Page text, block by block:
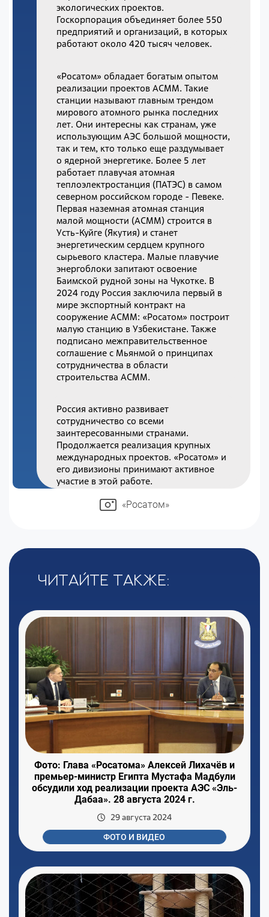
экологических проектов.
Госкорпорация объединяет более 550
предприятий и организаций, в которых
работают около 420 тысяч человек.
«Росатом» обладает богатым опытом
реализации проектов АСММ. Такие
станции называют главным трендом
мирового атомного рынка последних
лет. Они интересны как странам, уже
использующим АЭС большой мощности,
так и тем, кто только еще раздумывает
о ядерной энергетике. Более 5 лет
работает плавучая атомная
теплоэлектростанция (ПАТЭС) в самом
северном российском городе - Певеке.
Первая наземная атомная станция
малой мощности (АСММ) строится в
Усть-Куйге (Якутия) и станет
энергетическим сердцем крупного
сырьевого кластера. Малые плавучие
энергоблоки запитают освоение
Баимской рудной зоны на Чукотке. В
2024 году Россия заключила первый в
мире экспортный контракт на
сооружение АСММ: «Росатом» построит
малую станцию в Узбекистане. Также
подписано межправительственное
соглашение с Мьянмой о принципах
сотрудничества в области
строительства АСММ.
Россия активно развивает
сотрудничество со всеми
заинтересованными странами.
Продолжается реализация крупных
международных проектов. «Росатом» и
его дивизионы принимают активное
участие в этой работе.
«Росатом»
Читайте также:
Фото: Глава «Росатома» Алексей Лихачёв и
премьер-министр Египта Мустафа Мадбули
обсудили ход реализации проекта АЭС «Эль-
Дабаа». 28 августа 2024 г.
29 августа 2024
ФОТО И ВИДЕО